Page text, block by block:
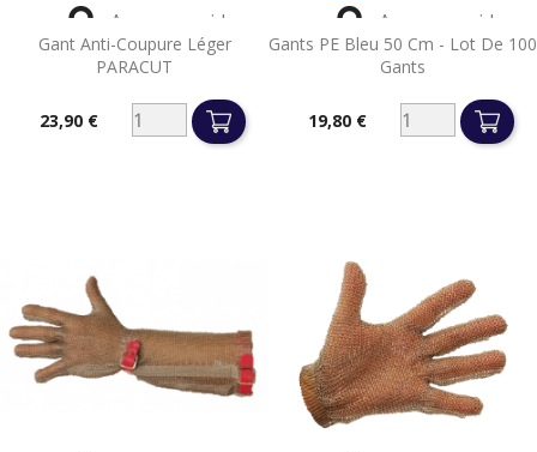
Gant Anti-Coupure Léger
PARACUT
23,90 €
 Aperçu rapide
Gants PE Bleu 50 Cm - Lot De 100
Gants
19,80 €
 Aperçu rapide